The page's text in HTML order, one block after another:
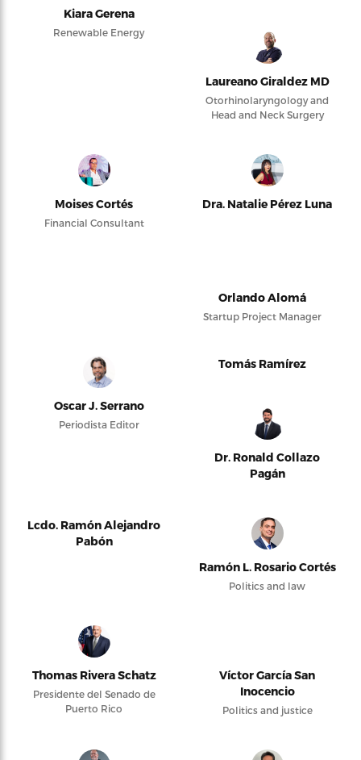
Kiara Gerena
Renewable Energy
Laureano Giraldez MD
Otorhinolaryngology and
Head and Neck Surgery
Moises Cortés
Financial Consultant
Dra. Natalie Pérez Luna
Orlando Alomá
Startup Project Manager
Oscar J. Serrano
Periodista Editor
Tomás Ramírez
Dr. Ronald Collazo
Pagán
Lcdo. Ramón Alejandro
Pabón
Ramón L. Rosario Cortés
Politics and law
Thomas Rivera Schatz
Presidente del Senado de
Puerto Rico
Víctor García San
Inocencio
Politics and justice